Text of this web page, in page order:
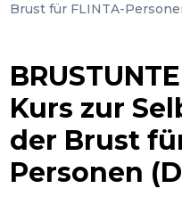
Brust für FLINTA-
Kurs zur
der Brust
Personen